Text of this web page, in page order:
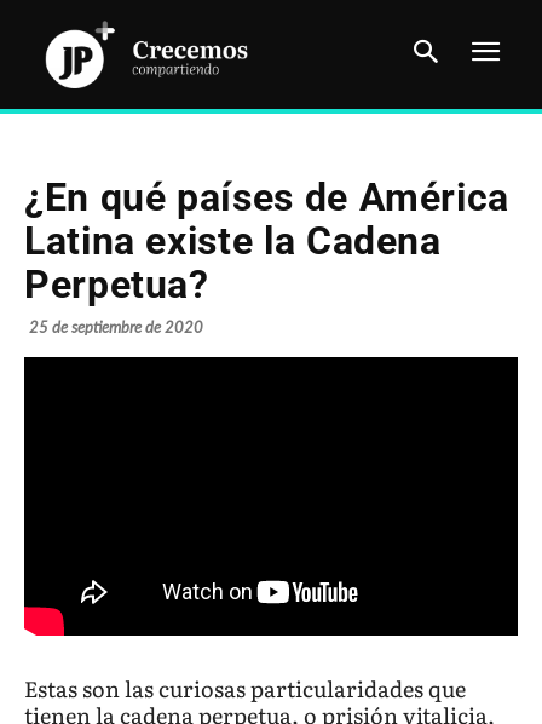
¿En qué países de América
Latina existe la Cadena
Perpetua?
25 de septiembre de 2020
Estas son las curiosas particularidades que
tienen la cadena perpetua, o prisión vitalicia,